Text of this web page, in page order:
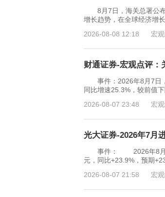
8月7日，海关总署公布
增长趋势，在全球经济增
2026-08-08 12:18
宏
财通证券-宏观点评：
事件：2026年8月7日，
同比增速25.3%，较前值
2026-08-07 23:48
宏
光大证券-2026年7月
事件： 2026年8月7
元，同比+23.9%，预期
2026-08-07 21:58
宏